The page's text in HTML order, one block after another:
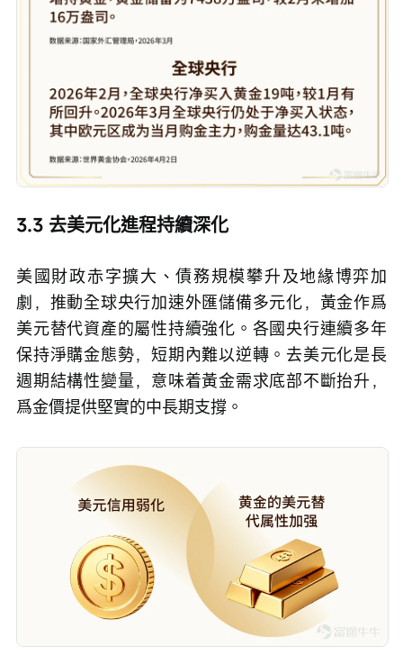
3.3 去美元化進程持續深化
美國財政赤字擴大、債務規模攀升及地緣博弈加
劇，推動全球央行加速外匯儲備多元化，黃金作爲
美元替代資產的屬性持續強化。各國央行連續多年
保持淨購金態勢，短期內難以逆轉。去美元化是長
週期結構性變量，意味着黃金需求底部不斷抬升，
爲金價提供堅實的中長期支撐。